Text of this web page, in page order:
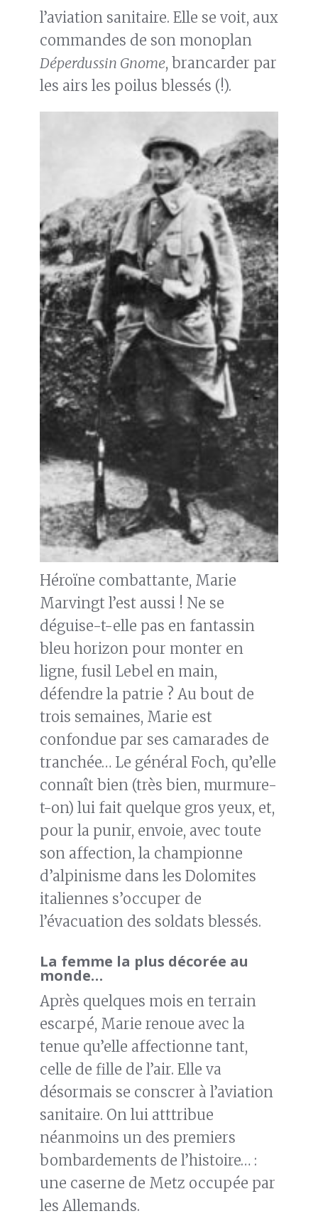
l’aviation sanitaire. Elle se voit, aux
commandes de son monoplan
Déperdussin Gnome, brancarder par
les airs les poilus blessés (!).
Héroïne combattante, Marie
Marvingt l’est aussi ! Ne se
déguise-t-elle pas en fantassin
bleu horizon pour monter en
ligne, fusil Lebel en main,
défendre la patrie ? Au bout de
trois semaines, Marie est
confondue par ses camarades de
tranchée… Le général Foch, qu’elle
connaît bien (très bien, murmure-
t-on) lui fait quelque gros yeux, et,
pour la punir, envoie, avec toute
son affection, la championne
d’alpinisme dans les Dolomites
italiennes s’occuper de
l’évacuation des soldats blessés.
La femme la plus décorée au
monde…
Après quelques mois en terrain
escarpé, Marie renoue avec la
tenue qu’elle affectionne tant,
celle de fille de l’air. Elle va
désormais se conscrer à l’aviation
sanitaire. On lui atttribue
néanmoins un des premiers
bombardements de l’histoire… :
une caserne de Metz occupée par
les Allemands.